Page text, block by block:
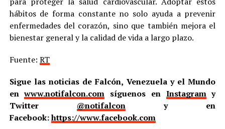
hábitos de forma constante no solo ayuda a prevenir
enfermedades del corazón, sino que también mejora el
bienestar general y la calidad de vida a largo plazo.
Fuente: RT
Sigue las noticias de Falcón, Venezuela y el Mundo
enwww.notifalcon.com síguenos en Instagramy
Twitter @notifalcony en
Facebook:https://www.facebook.com